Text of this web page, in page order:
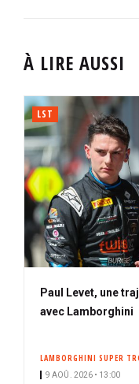
À LIRE AUSSI
LST
Paul Levet, une
avec Lamborghini
LAMBORGHINI SUPER
9 AOÛ. 2026 • 13:00